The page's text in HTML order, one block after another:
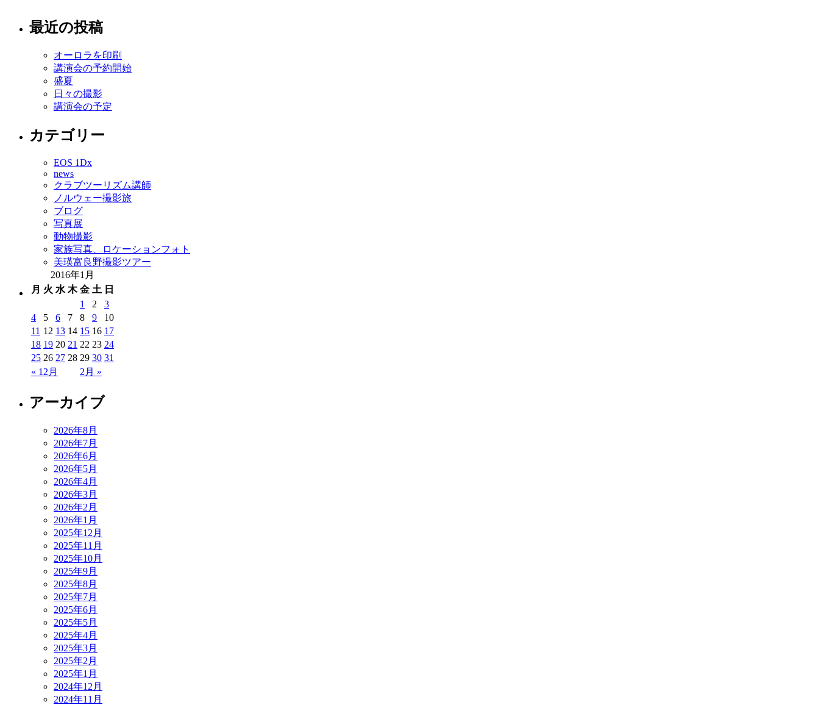
最近の投稿
オーロラを印刷
講演会の予約開始
盛夏
日々の撮影
講演会の予定
カテゴリー
EOS 1Dx
news
クラブツーリズム講師
ノルウェー撮影旅
ブログ
写真展
動物撮影
家族写真、ロケーションフォト
美瑛富良野撮影ツアー
2016年1月
月 火 水 木 金 土 日
« 12月 2月 »
1 2
3
4
5 6 7 8 9
10
11 12 13 14 15 16 17
18 19 20 21 22 23 24
25 26 27 28 29 30 31
アーカイブ
2026年8月
2026年7月
2026年6月
2026年5月
2026年4月
2026年3月
2026年2月
2026年1月
2025年12月
2025年11月
2025年10月
2025年9月
2025年8月
2025年7月
2025年6月
2025年5月
2025年4月
2025年3月
2025年2月
2025年1月
2024年12月
2024年11月